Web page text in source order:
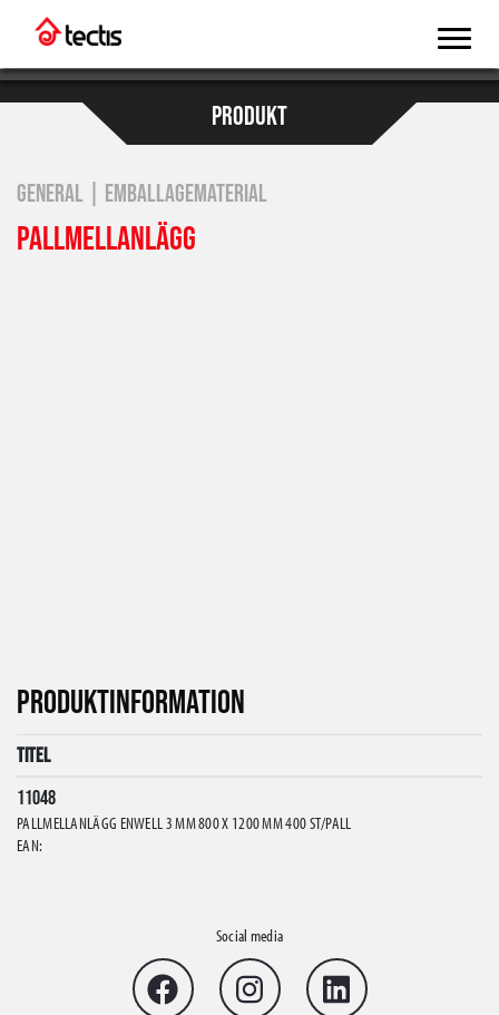
PRODUKT
GENERAL | EMBALLAGEMATERIAL
PALLMELLANLÄGG
PRODUKTINFORMATION
Titel
11048
PALLMELLANLÄGG ENWELL 3 MM 800 X 1200 MM 400 ST/PALL
EAN:
Social media